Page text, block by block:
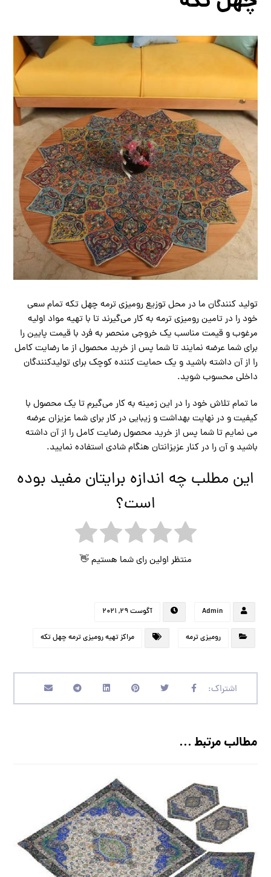
تولید کنندگان ما در محل توزیع رومیزی ترمه چهل تکه تمام سعی
خود را در تامین رومیزی ترمه به کار می‌گیرند تا با تهیه مواد اولیه
مرغوب و قیمت مناسب یک خروجی منحصر به فرد با قیمت پایین را
برای شما عرضه نمایند تا شما پس از خرید محصول از ما رضایت کامل
را از آن داشته باشید و یک حمایت کننده کوچک برای تولیدکنندگان
داخلی محسوب شوید.
ما تمام تلاش خود را در این زمینه به کار می‌گیرم تا یک محصول با
کیفیت و در نهایت بهداشت و زیبایی در کار برای شما عزیزان عرضه
می نمایم تا شما پس از خرید محصول رضایت کامل را از آن داشته
باشید و آن را در کنار عزیزانتان هنگام شادی استفاده نمایید.
این مطلب چه اندازه برایتان مفید بوده
است؟
منتظر اولین رای شما هستیم 👋
Admin آگوست ۲۹, ۲۰۲۱
رومیزی ترمه مراکز تهیه رومیزی ترمه چهل تکه
مطالب مرتبط ...